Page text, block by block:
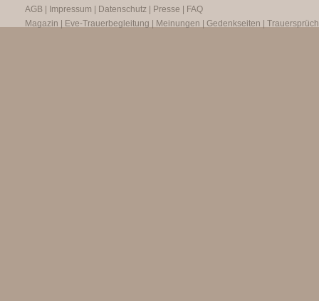
AGB
Impressum Datenschutz Presse
FAQ
Magazin
Eve-Trauerbegleitung Meinungen Gedenkseiten